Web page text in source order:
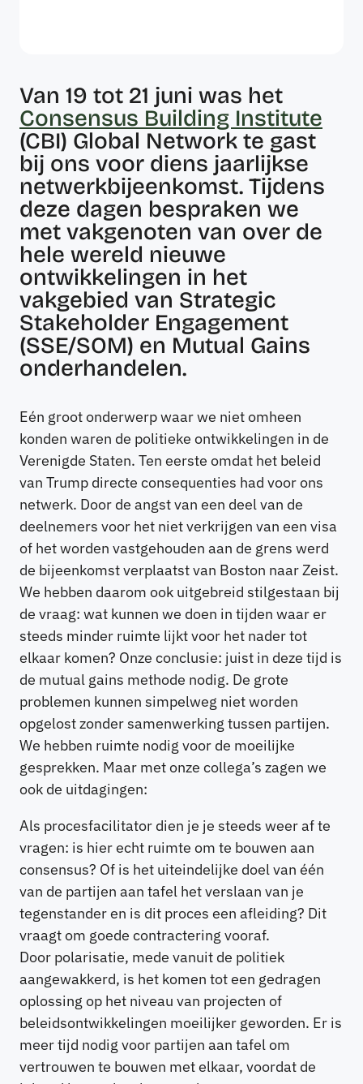
Van 19 tot 21 juni was het
Consensus Building Institute
(CBI) Global Network te gast
bij ons voor diens jaarlijkse
netwerkbijeenkomst. Tijdens
deze dagen bespraken we
met vakgenoten van over de
hele wereld nieuwe
ontwikkelingen in het
vakgebied van Strategic
Stakeholder Engagement
(SSE/SOM) en Mutual Gains
onderhandelen.
Eén groot onderwerp waar we niet omheen
konden waren de politieke ontwikkelingen in de
Verenigde Staten. Ten eerste omdat het beleid
van Trump directe consequenties had voor ons
netwerk. Door de angst van een deel van de
deelnemers voor het niet verkrijgen van een visa
of het worden vastgehouden aan de grens werd
de bijeenkomst verplaatst van Boston naar Zeist.
We hebben daarom ook uitgebreid stilgestaan bij
de vraag: wat kunnen we doen in tijden waar er
steeds minder ruimte lijkt voor het nader tot
elkaar komen? Onze conclusie: juist in deze tijd is
de mutual gains methode nodig. De grote
problemen kunnen simpelweg niet worden
opgelost zonder samenwerking tussen partijen.
We hebben ruimte nodig voor de moeilijke
gesprekken. Maar met onze collega’s zagen we
ook de uitdagingen:
Als procesfacilitator dien je je steeds weer af te
vragen: is hier echt ruimte om te bouwen aan
consensus? Of is het uiteindelijke doel van één
van de partijen aan tafel het verslaan van je
tegenstander en is dit proces een afleiding? Dit
vraagt om goede contractering vooraf.
Door polarisatie, mede vanuit de politiek
aangewakkerd, is het komen tot een gedragen
oplossing op het niveau van projecten of
beleidsontwikkelingen moeilijker geworden. Er is
meer tijd nodig voor partijen aan tafel om
vertrouwen te bouwen met elkaar, voordat de